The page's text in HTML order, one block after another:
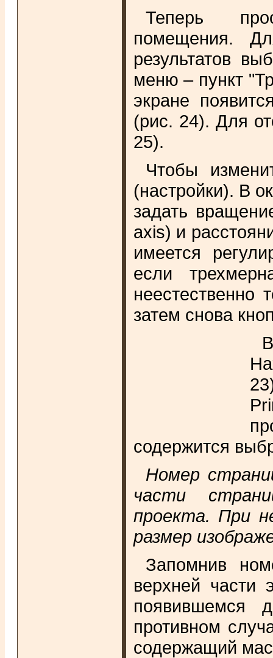
Теперь
помещения.
результатов
меню – пункт
экране
(рис. 24). Для
25).
Чтобы
(настройки). В
задать
axis) и
имеется
если
затем снова
содержится
Номер
части
проекта. При
размер
Запомнив
верхней части
появившемся
противном
содержащий